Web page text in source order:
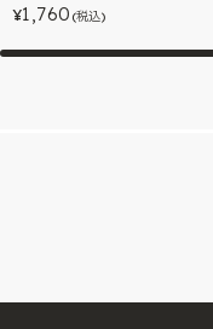
¥1,760 (税込)